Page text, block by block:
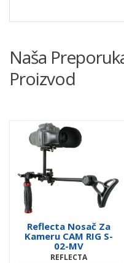
Naša
Proizvod
Reflecta Nosač Za
Kameru CAM RIG S-
02-MV
REFLECTA